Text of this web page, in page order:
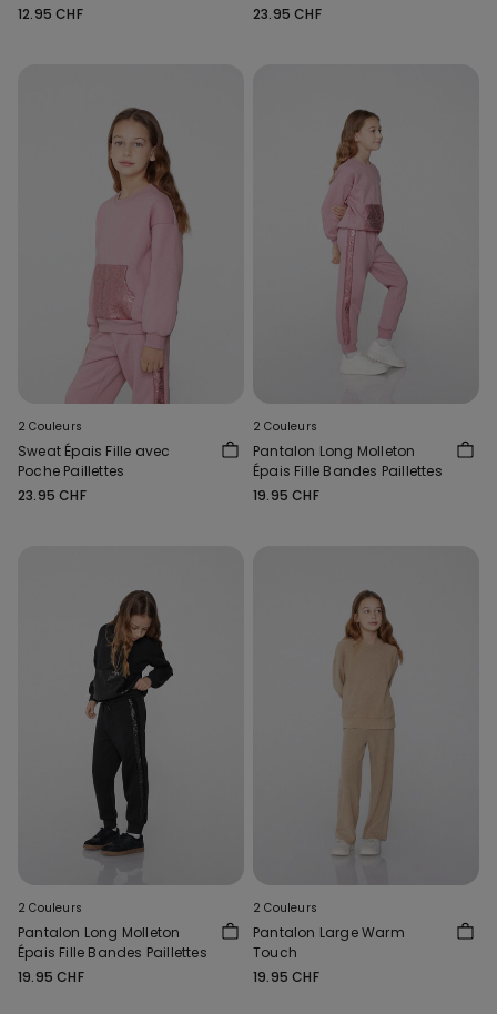
12.95 CHF
23.95 CHF
2 Couleurs
Sweat Épais Fille avec
Poche Paillettes
23.95 CHF
2 Couleurs
Pantalon Long Molleton
Épais Fille Bandes Paillettes
19.95 CHF
2 Couleurs
Pantalon Long Molleton
Épais Fille Bandes Paillettes
19.95 CHF
2 Couleurs
Pantalon Large Warm
Touch
19.95 CHF